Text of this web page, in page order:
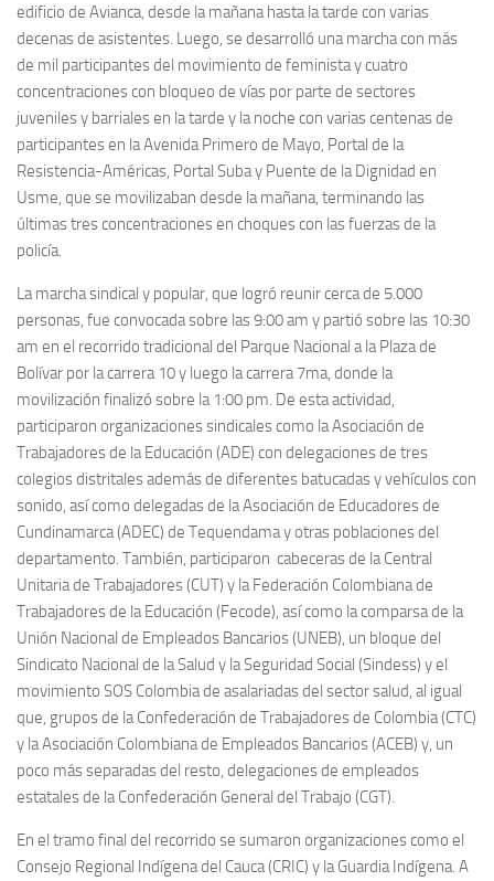
edificio de Avianca, desde la mañana hasta la tarde con varias
decenas de asistentes. Luego, se desarrolló una marcha con más
de mil participantes del movimiento de feminista y cuatro
concentraciones con bloqueo de vías por parte de sectores
juveniles y barriales en la tarde y la noche con varias centenas de
participantes en la Avenida Primero de Mayo, Portal de la
Resistencia-Américas, Portal Suba y Puente de la Dignidad en
Usme, que se movilizaban desde la mañana, terminando las
últimas tres concentraciones en choques con las fuerzas de la
policía.
La marcha sindical y popular, que logró reunir cerca de 5.000
personas, fue convocada sobre las 9:00 am y partió sobre las 10:30
am en el recorrido tradicional del Parque Nacional a la Plaza de
Bolívar por la carrera 10 y luego la carrera 7ma, donde la
movilización finalizó sobre la 1:00 pm. De esta actividad,
participaron organizaciones sindicales como la Asociación de
Trabajadores de la Educación (ADE) con delegaciones de tres
colegios distritales además de diferentes batucadas y vehículos con
sonido, así como delegadas de la Asociación de Educadores de
Cundinamarca (ADEC) de Tequendama y otras poblaciones del
departamento. También, participaron cabeceras de la Central
Unitaria de Trabajadores (CUT) y la Federación Colombiana de
Trabajadores de la Educación (Fecode), así como la comparsa de la
Unión Nacional de Empleados Bancarios (UNEB), un bloque del
Sindicato Nacional de la Salud y la Seguridad Social (Sindess) y el
movimiento SOS Colombia de asalariadas del sector salud, al igual
que, grupos de la Confederación de Trabajadores de Colombia (CTC)
y la Asociación Colombiana de Empleados Bancarios (ACEB) y, un
poco más separadas del resto, delegaciones de empleados
estatales de la Confederación General del Trabajo (CGT).
En el tramo final del recorrido se sumaron organizaciones como el
Consejo Regional Indígena del Cauca (CRIC) y la Guardia Indígena. A